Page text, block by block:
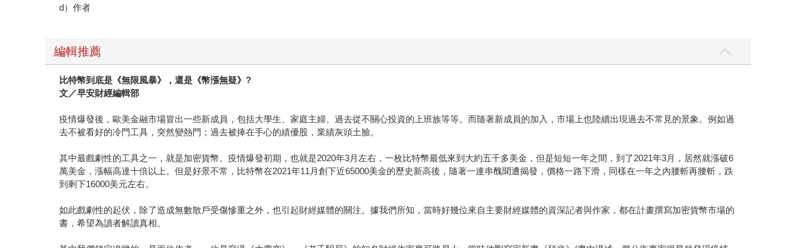
d）作者
編輯推薦
比特幣到底是《無限風暴》，還是《幣漲無疑》?
文／早安財經編輯部
疫情爆發後，歐美金融市場冒出一些新成員，包括大學生、家庭主婦、過去從不關心投資的上班族等等。而隨著新成員的加入，市場上也陸續出現過去不常見的景象。例如過
去不被看好的冷門工具，突然變熱門；過去被捧在手心的績優股，業績灰頭土臉。
其中最戲劇性的工具之一，就是加密貨幣。疫情爆發初期，也就是2020年3月左右，一枚比特幣最低來到大約五千多美金，但是短短一年之間，到了2021年3月，居然就漲破6
萬美金，漲幅高達十倍以上。但是好景不常，比特幣在2021年11月創下近65000美金的歷史新高後，隨著一連串醜聞遭揭發，價格一路下滑，同樣在一年之內腰斬再腰斬，跌
到剩下16000美元左右。
如此戲劇性的起伏，除了造成無數散戶受傷慘重之外，也引起財經媒體的關注。據我們所知，當時好幾位來自主要財經媒體的資深記者與作家，都在計畫撰寫加密貨幣市場的
書，希望為讀者解讀真相。